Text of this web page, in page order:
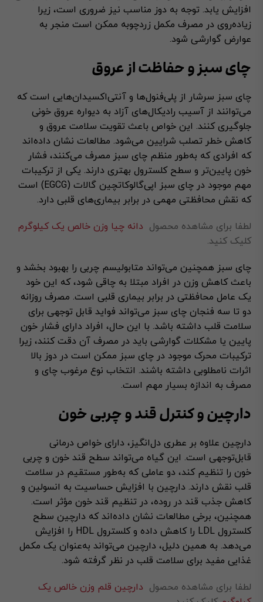
افزایش یابد. توجه به دوز مناسب نیز ضروری است، زیرا
زیاده‌روی در مصرف مکمل زردچوبه ممکن است منجر به
عوارض گوارشی شود.
چای سبز و حفاظت از عروق
چای سبز سرشار از پلی‌فنول‌ها و آنتی‌اکسیدان‌هایی است که
می‌توانند از آسیب رادیکال‌های آزاد به دیواره عروق خونی
جلوگیری کنند. این خواص باعث تقویت سلامت عروق و
کاهش خطر تصلب شرایین می‌شود. مطالعات نشان داده‌اند
که افرادی که به‌طور منظم چای سبز مصرف می‌کنند، فشار
خون پایین‌تر و سطح کلسترول بهتری دارند. یکی از ترکیبات
مهم موجود در چای سبز اپی‌گالوکاتچین گالات (EGCG) است
که نقش محافظتی مهمی در برابر بیماری‌های قلبی دارد.
لطفا برای مشاهده محصول دانه چیا وزن خالص یک کیلوگرم
کلیک کنید.
چای سبز همچنین می‌تواند متابولیسم چربی را بهبود بخشد و
باعث کاهش وزن در افراد مبتلا به چاقی شود، که این خود
یک عامل محافظتی در برابر بیماری قلبی است. مصرف روزانه
دو تا سه فنجان چای سبز می‌تواند فواید قابل توجهی برای
سلامت قلب داشته باشد. با این حال، افراد دارای فشار خون
پایین یا مشکلات گوارشی باید در مصرف آن دقت کنند، زیرا
ترکیبات محرک موجود در چای سبز ممکن است در دوز بالا
اثرات نامطلوبی داشته باشند. انتخاب نوع مرغوب چای و
مصرف به اندازه بسیار مهم است.
دارچین و کنترل قند و چربی خون
دارچین علاوه بر عطری دل‌انگیز، دارای خواص درمانی
قابل‌توجهی است. این گیاه می‌تواند سطح قند خون و چربی
خون را تنظیم کند، دو عاملی که به‌طور مستقیم در سلامت
قلب نقش دارند. دارچین با افزایش حساسیت به انسولین و
کاهش جذب قند در روده، در تنظیم قند خون مؤثر است.
همچنین، برخی مطالعات نشان داده‌اند که دارچین سطح
کلسترول LDL را کاهش داده و کلسترول HDL را افزایش
می‌دهد. به همین دلیل، دارچین می‌تواند به‌عنوان یک مکمل
غذایی مفید برای سلامت قلب در نظر گرفته شود.
لطفا برای مشاهده محصول دارچین قلم وزن خالص یک